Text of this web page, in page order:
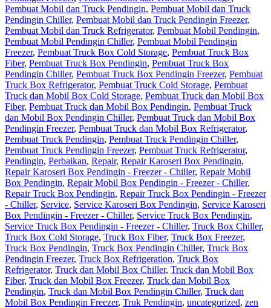
Pembuat Mobil dan Truck Pendingin, Pembuat Mobil dan Truck
Pendingin Chiller, Pembuat Mobil dan Truck Pendingin Freezer,
Pembuat Mobil dan Truck Refrigerator, Pembuat Mobil Pendingin,
Pembuat Mobil Pendingin Chiller, Pembuat Mobil Pendingin
Freezer, Pembuat Truck Box Cold Storage, Pembuat Truck Box
Fiber, Pembuat Truck Box Pendingin, Pembuat Truck Box
Pendingin Chiller, Pembuat Truck Box Pendingin Freezer, Pembuat
Truck Box Refrigerator, Pembuat Truck Cold Storage, Pembuat
Truck dan Mobil Box Cold Storage, Pembuat Truck dan Mobil Box
Fiber, Pembuat Truck dan Mobil Box Pendingin, Pembuat Truck
dan Mobil Box Pendingin Chiller, Pembuat Truck dan Mobil Box
Pendingin Freezer, Pembuat Truck dan Mobil Box Refrigerator,
Pembuat Truck Pendingin, Pembuat Truck Pendingin Chiller,
Pembuat Truck Pendingin Freezer, Pembuat Truck Refrigerator,
Pendingin, Perbaikan, Repair, Repair Karoseri Box Pendingin,
Repair Karoseri Box Pendingin - Freezer - Chiller, Repair Mobil
Box Pendingin, Repair Mobil Box Pendingin - Freezer - Chiller,
Repair Truck Box Pendingin, Repair Truck Box Pendingin - Freezer
- Chiller, Service, Service Karoseri Box Pendingin, Service Karoseri
Box Pendingin - Freezer - Chiller, Service Truck Box Pendingin,
Service Truck Box Pendingin - Freezer - Chiller, Truck Box Chiller,
Truck Box Cold Storage, Truck Box Fiber, Truck Box Freezer,
Truck Box Pendingin, Truck Box Pendingin Chiller, Truck Box
Pendingin Freezer, Truck Box Refrigeration, Truck Box
Refrigerator, Truck dan Mobil Box Chiller, Truck dan Mobil Box
Fiber, Truck dan Mobil Box Freezer, Truck dan Mobil Box
Pendingin, Truck dan Mobil Box Pendingin Chiller, Truck dan
Mobil Box Pendingin Freezer, Truk Pendingin, uncategorized, zen